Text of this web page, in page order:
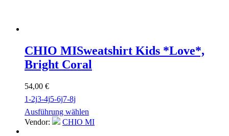
CHIO MISweatshirt Kids *Love*,
Bright Coral
54,00 €
1-2j3-4j5-6j7-8j
Ausführung wählen
Vendor:
CHIO MI